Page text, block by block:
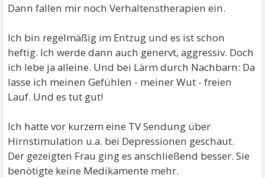
Dann fallen mir noch Verhaltenstherapien ein.
Ich bin regelmäßig im Entzug und es ist schon
heftig. Ich werde dann auch genervt, aggressiv. Doch
ich lebe ja alleine. Und bei Lärm durch Nachbarn: Da
lasse ich meinen Gefühlen - meiner Wut - freien
Lauf. Und es tut gut!
Ich hatte vor kurzem eine TV Sendung über
Hirnstimulation u.a. bei Depressionen geschaut.
Der gezeigten Frau ging es anschließend besser. Sie
benötigte keine Medikamente mehr.